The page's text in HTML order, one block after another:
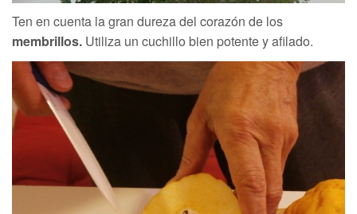
Ten en cuenta la gran dureza del corazón de los
membrillos. Utiliza un cuchillo bien potente y afilado.